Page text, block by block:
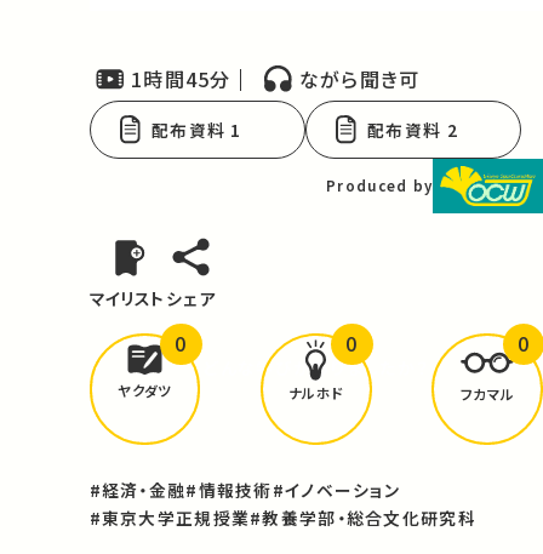
1時間45分 ながら聞き可
配布資料 1 配布資料 2
Produced by
マイリスト シェア
どんな学びがありましたか？
ヤクダツ
0
ナルホド
0
フカマル
0
#経済・金融#情報技術#イノベーション
#東京大学正規授業#教養学部・総合文化研究科